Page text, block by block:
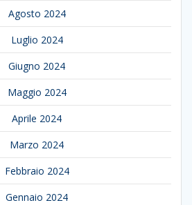
Agosto 2024
Luglio 2024
Giugno 2024
Maggio 2024
Aprile 2024
Marzo 2024
Febbraio 2024
Gennaio 2024